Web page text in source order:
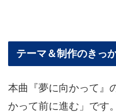
テーマ＆制作のきっ
本曲『夢に向かって』
かって前に進む」です。